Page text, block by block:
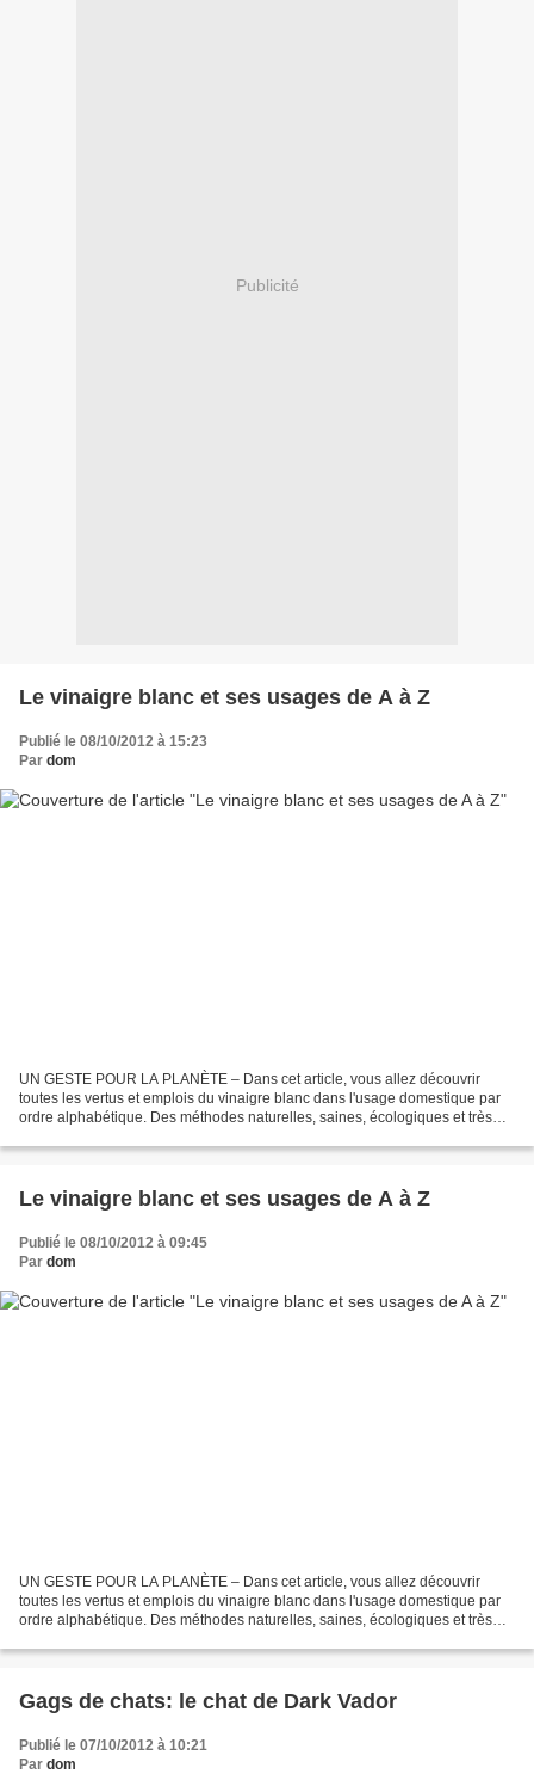
Publicité
Le vinaigre blanc et ses usages de A à Z
Publié le 08/10/2012 à 15:23
Par dom
UN GESTE POUR LA PLANÈTE – Dans cet article, vous allez découvrir
toutes les vertus et emplois du vinaigre blanc dans l'usage domestique par
ordre alphabétique. Des méthodes naturelles, saines, écologiques et très
Le vinaigre blanc et ses usages de A à Z
Publié le 08/10/2012 à 09:45
Par dom
UN GESTE POUR LA PLANÈTE – Dans cet article, vous allez découvrir
toutes les vertus et emplois du vinaigre blanc dans l'usage domestique par
ordre alphabétique. Des méthodes naturelles, saines, écologiques et très
Gags de chats: le chat de Dark Vador
Publié le 07/10/2012 à 10:21
Par dom